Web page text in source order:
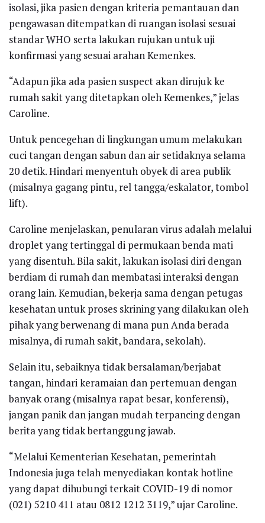
isolasi, jika pasien dengan kriteria pemantauan dan
pengawasan ditempatkan di ruangan isolasi sesuai
standar WHO serta lakukan rujukan untuk uji
konfirmasi yang sesuai arahan Kemenkes.
“Adapun jika ada pasien suspect akan dirujuk ke
rumah sakit yang ditetapkan oleh Kemenkes,” jelas
Caroline.
Untuk pencegehan di lingkungan umum melakukan
cuci tangan dengan sabun dan air setidaknya selama
20 detik. Hindari menyentuh obyek di area publik
(misalnya gagang pintu, rel tangga/eskalator, tombol
lift).
Caroline menjelaskan, penularan virus adalah melalui
droplet yang tertinggal di permukaan benda mati
yang disentuh. Bila sakit, lakukan isolasi diri dengan
berdiam di rumah dan membatasi interaksi dengan
orang lain. Kemudian, bekerja sama dengan petugas
kesehatan untuk proses skrining yang dilakukan oleh
pihak yang berwenang di mana pun Anda berada
misalnya, di rumah sakit, bandara, sekolah).
Selain itu, sebaiknya tidak bersalaman/berjabat
tangan, hindari keramaian dan pertemuan dengan
banyak orang (misalnya rapat besar, konferensi),
jangan panik dan jangan mudah terpancing dengan
berita yang tidak bertanggung jawab.
“Melalui Kementerian Kesehatan, pemerintah
Indonesia juga telah menyediakan kontak hotline
yang dapat dihubungi terkait COVID-19 di nomor
(021) 5210 411 atau 0812 1212 3119,” ujar Caroline.